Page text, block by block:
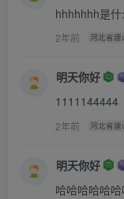
有点重口
hhhhhhh是
2年前 河北省唐
明天你好
1111144444
2年前 河北省唐
明天你好
哈哈哈哈哈